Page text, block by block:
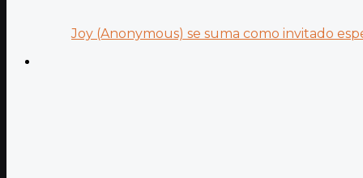
Joy (Anonymous) se suma como invitado